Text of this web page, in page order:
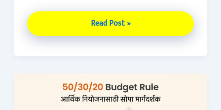
Read Post »
50/30/20
Budget